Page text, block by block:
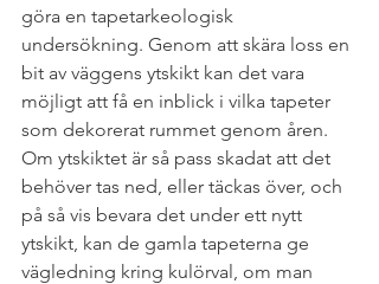
göra en tapetarkeologisk
undersökning. Genom att skära loss en
bit av väggens ytskikt kan det vara
möjligt att få en inblick i vilka tapeter
som dekorerat rummet genom åren.
Om ytskiktet är så pass skadat att det
behöver tas ned, eller täckas över, och
på så vis bevara det under ett nytt
ytskikt, kan de gamla tapeterna ge
vägledning kring kulörval, om man